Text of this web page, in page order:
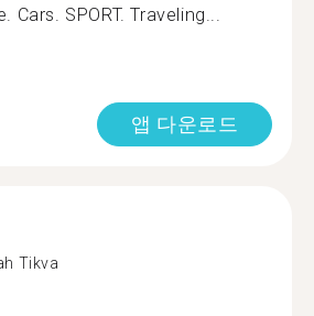
Cars. SPORT. Traveling...
앱 다운로드
Tikva